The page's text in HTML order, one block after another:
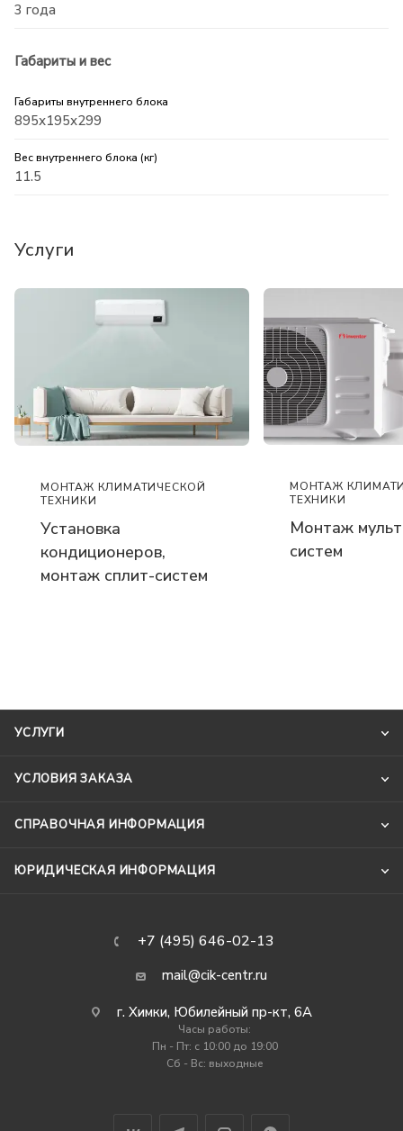
3 года
Габариты и вес
Габариты внутреннего блока
895х195х299
Вес внутреннего блока (кг)
11.5
Услуги
МОНТАЖ КЛИМАТИЧЕСКОЙ
ТЕХНИКИ
Установка
кондиционеров,
монтаж сплит-систем
МОНТАЖ
ТЕХНИКИ
Монтаж
систем
УСЛУГИ
УСЛОВИЯ ЗАКАЗА
СПРАВОЧНАЯ ИНФОРМАЦИЯ
ЮРИДИЧЕСКАЯ ИНФОРМАЦИЯ
+7 (495) 646-02-13
mail@cik-centr.ru
г. Химки, Юбилейный пр-кт, 6А
Часы работы:
Пн - Пт: c 10:00 до 19:00
Сб - Вс: выходные